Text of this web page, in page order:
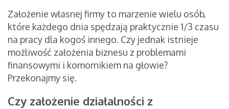
Założenie własnej firmy to marzenie wielu osób,
które każdego dnia spędzają praktycznie 1/3 czasu
na pracy dla kogoś innego. Czy jednak istnieje
możliwość założenia biznesu z problemami
finansowymi i komornikiem na głowie?
Przekonajmy się.
Czy założenie działalności z